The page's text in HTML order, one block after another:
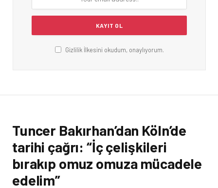
Gizlilik İlkesini okudum, onaylıyorum.
Tuncer Bakırhan’dan Köln’de
tarihi çağrı: “İç çelişkileri
bırakıp omuz omuza mücadele
edelim”